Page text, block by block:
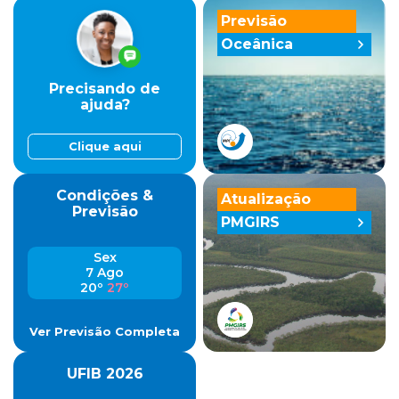
Previsão
Oceânica
Precisando de
ajuda?
Clique aqui
Condições &
Previsão
Sex
7 Ago
20º 27º
Ver Previsão Completa
UFIB 2026
Atualização
PMGIRS